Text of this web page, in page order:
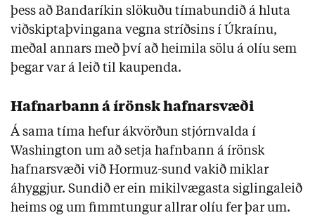
þess að Bandaríkin slökuðu tímabundið á hluta
viðskiptaþvingana vegna stríðsins í Úkraínu,
meðal annars með því að heimila sölu á olíu sem
þegar var á leið til kaupenda.
Hafnarbann á írönsk hafnarsvæði
Á sama tíma hefur ákvörðun stjórnvalda í
Washington um að setja hafnbann á írönsk
hafnarsvæði við Hormuz-sund vakið miklar
áhyggjur. Sundið er ein mikilvægasta siglingaleið
heims og um fimmtungur allrar olíu fer þar um.